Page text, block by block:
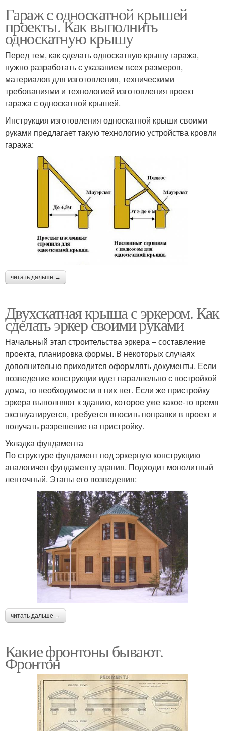
Гараж с односкатной крышей
проекты. Как выполнить
односкатную крышу
Перед тем, как сделать односкатную крышу гаража,
нужно разработать с указанием всех размеров,
материалов для изготовления, техническими
требованиями и технологией изготовления проект
гаража с односкатной крышей.
Инструкция изготовления односкатной крыши своими
руками предлагает такую технологию устройства кровли
гаража:
читать дальше →
Двухскатная крыша с эркером. Как
сделать эркер своими руками
Начальный этап строительства эркера – составление
проекта, планировка формы. В некоторых случаях
дополнительно приходится оформлять документы. Если
возведение конструкции идет параллельно с постройкой
дома, то необходимости в них нет. Если же пристройку
эркера выполняют к зданию, которое уже какое-то время
эксплуатируется, требуется вносить поправки в проект и
получать разрешение на пристройку.
Укладка фундамента
По структуре фундамент под эркерную конструкцию
аналогичен фундаменту здания. Подходит монолитный
ленточный. Этапы его возведения:
читать дальше →
Какие фронтоны бывают.
Фронтон